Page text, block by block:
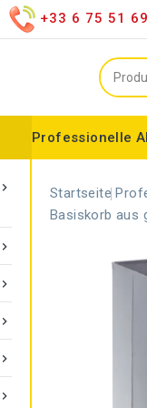
+33 6 75 51
Professionelle






Startseite
Basiskorb aus